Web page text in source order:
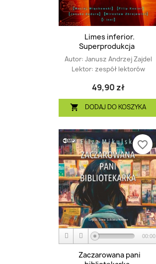
Limes inferior.
Superprodukcja
Autor: Janusz Andrzej Zajdel
Lektor: zespół lektorów
49,90 zł
 DODAJ DO KOSZYKA
00:00
Zaczarowana pani
favorite_border